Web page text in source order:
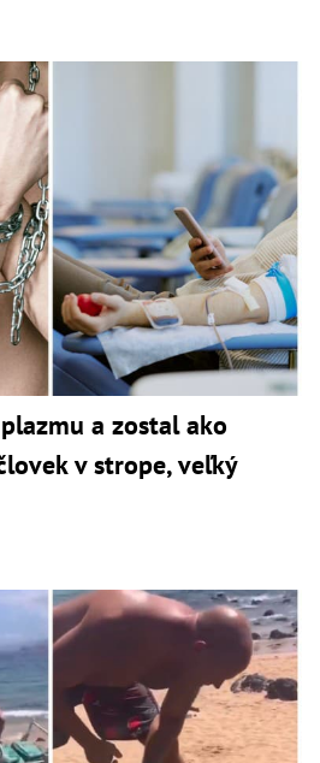
a zostal ako
v strope, veľký